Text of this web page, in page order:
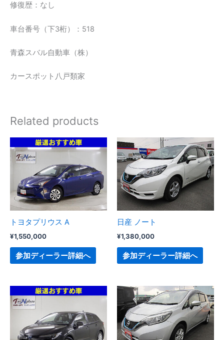
修復歴：なし
車台番号（下3桁）：518
青森スバル自動車（株）
カースポット八戸類家
Related products
トヨタプリウス A
¥1,550,000
参加ディーラー詳細へ
日産 ノート
¥1,380,000
参加ディーラー詳細へ